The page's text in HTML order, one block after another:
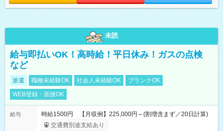
未読
給与即払いOK！高時給！平日休み！ガスの点検
など
派遣 職種未経験OK 社会人未経験OK
ブランクOK
WEB登録・面接OK
給与
時給1500円 【月収例】225,000円～(割増含まず／20日計算)
交通費別途支給あり